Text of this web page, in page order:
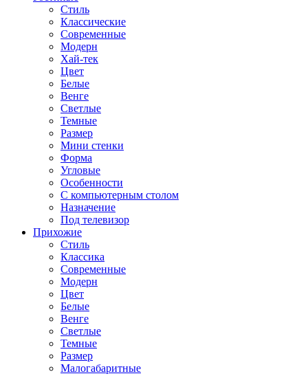
Стиль
Классические
Современные
Модерн
Хай-тек
Цвет
Белые
Венге
Светлые
Темные
Размер
Мини стенки
Форма
Угловые
Особенности
С компьютерным столом
Назначение
Под телевизор
Прихожие
Стиль
Классика
Современные
Модерн
Цвет
Белые
Венге
Светлые
Темные
Размер
Малогабаритные